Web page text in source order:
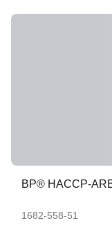
BP® HACCP-
1682-558-51